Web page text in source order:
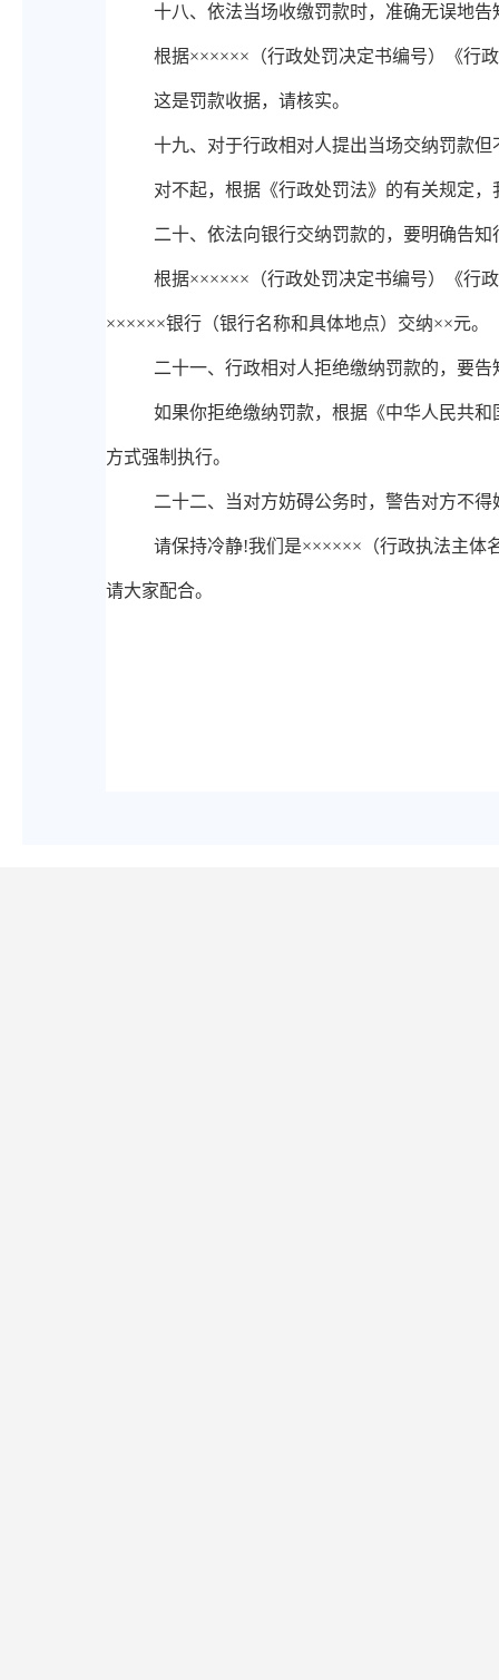
十八、 依法当场收缴罚款时，准确无误地
根据××××××（行政处罚决定书编号）《行
这是罚款收据，请核实。
十九、 对于行政相对人提出当场交纳罚款
对不起，根据《行政处罚法》的有关规定
二十、 依法向银行交纳罚款的，要明确告
根据××××××（行政处罚决定书编号）《行
××××××银行（银行名称和具体地点）交纳××元。
二十一、 行政相对人拒绝缴纳罚款的，要告
如果你拒绝缴纳罚款，根据《中华人民共
方式强制执行。
二十二、 当对方妨碍公务时，警告对方不
请保持冷静!我们是××××××（行政执法主体
请大家配合。